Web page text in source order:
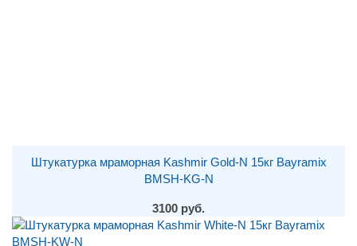
Штукатурка мраморная Kashmir Gold-N 15кг Bayramix
BMSH-KG-N
3100 руб.